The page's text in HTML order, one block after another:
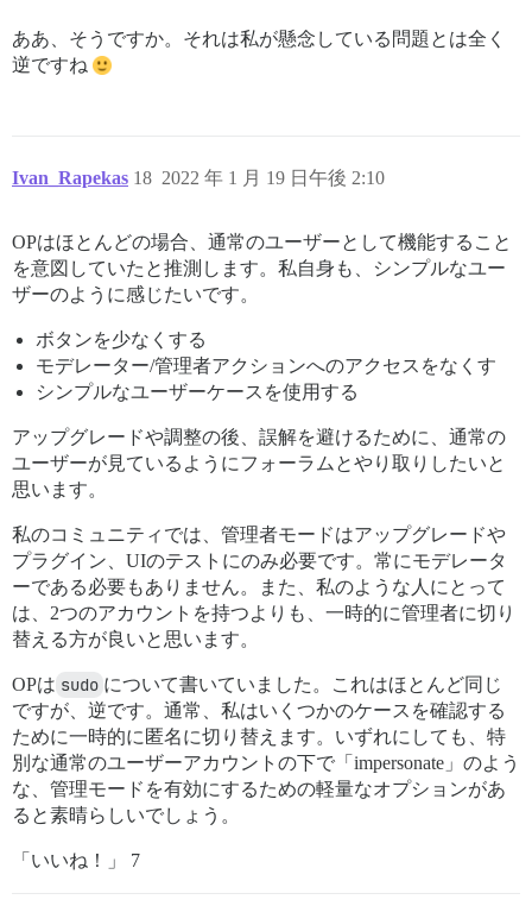
ああ、そうですか。それは私が懸念している問題とは全く
逆ですね
Ivan_Rapekas 2022 年 1 月 19 日午後 2:10
18
OPはほとんどの場合、通常のユーザーとして機能すること
を意図していたと推測します。私自身も、シンプルなユー
ザーのように感じたいです。
ボタンを少なくする
モデレーター/管理者アクションへのアクセスをなくす
シンプルなユーザーケースを使用する
アップグレードや調整の後、誤解を避けるために、通常の
ユーザーが見ているようにフォーラムとやり取りしたいと
思います。
私のコミュニティでは、管理者モードはアップグレードや
プラグイン、UIのテストにのみ必要です。常にモデレータ
ーである必要もありません。また、私のような人にとって
は、2つのアカウントを持つよりも、一時的に管理者に切り
替える方が良いと思います。
OPは sudo について書いていました。これはほとんど同じ
ですが、逆です。通常、私はいくつかのケースを確認する
ために一時的に匿名に切り替えます。いずれにしても、特
別な通常のユーザーアカウントの下で「impersonate」のよう
な、管理モードを有効にするための軽量なオプションがあ
ると素晴らしいでしょう。
「いいね！」 7